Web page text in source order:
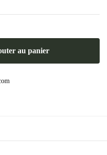
au panier